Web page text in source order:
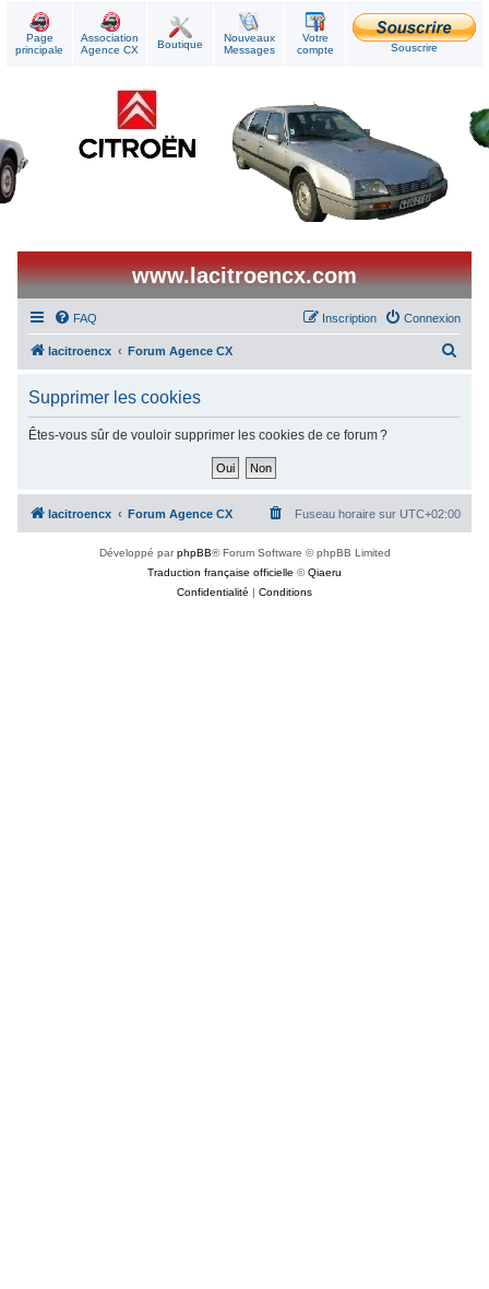
Page
principale
Association
Agence CX
Boutique
Nouveaux
Messages
Votre
compte
Souscrire
www.lacitroencx.com
FAQ Connexion
Inscription
lacitroencx Forum Agence CX
c
h
Supprimer les cookies
Êtes-vous sûr de vouloir supprimer les cookies de ce forum ?
lacitroencx Forum Agence CX Fuseau horaire sur UTC+02:00
Développé parphpBB® Forum Software © phpBB Limited
Traduction française officielle ©Qiaeru
Confidentialité | Conditions